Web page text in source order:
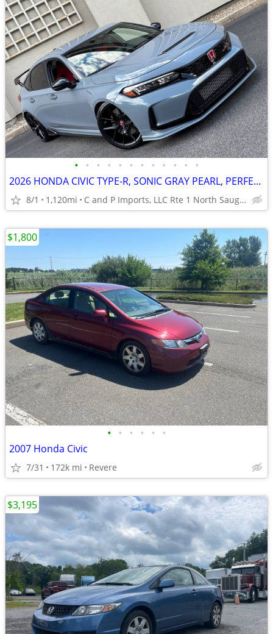
• • • • • • • • • • • •
2026 HONDA CIVIC TYPE-R, SONIC GRAY PEARL, PERFECT, ONLY 1K MILES!
8/1 1,120mi C and P Imports, LLC Rte 1 North Saugus 781-231-3100
• • • • • •
2007 Honda Civic
7/31 172k mi Revere
$1,800
$3,195